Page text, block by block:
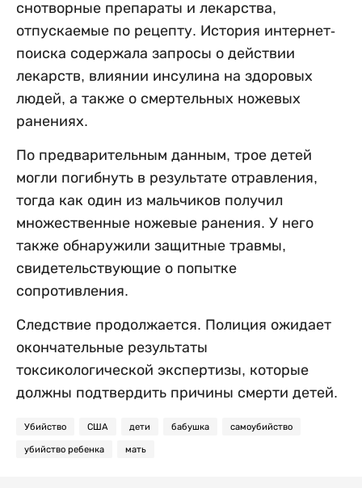
снотворные препараты и лекарства,
отпускаемые по рецепту. История интернет-
поиска содержала запросы о действии
лекарств, влиянии инсулина на здоровых
людей, а также о смертельных ножевых
ранениях.
По предварительным данным, трое детей
могли погибнуть в результате отравления,
тогда как один из мальчиков получил
множественные ножевые ранения. У него
также обнаружили защитные травмы,
свидетельствующие о попытке
сопротивления.
Следствие продолжается. Полиция ожидает
окончательные результаты
токсикологической экспертизы, которые
должны подтвердить причины смерти детей.
Убийство США дети бабушка самоубийство
убийство ребенка мать